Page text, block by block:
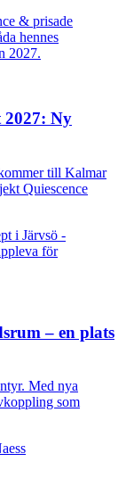
Ny
till Kalmar
Quiescence
– en plats
Med nya
som